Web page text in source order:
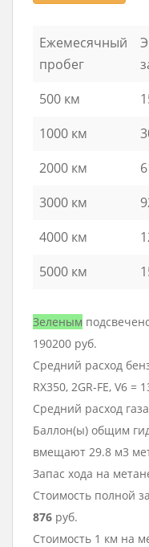
Ежемесячный
пробег
500 км
1000 км
2000 км
3000 км
4000 км
5000 км
Зеленым
190200 руб.
Средний расход
RX350, 2GR-FE, V6 =
Средний расход
Баллон(ы) общим
вмещают 29.8 м3
Запас хода на
Стоимость полной
876 руб.
Стоимость 1 км на